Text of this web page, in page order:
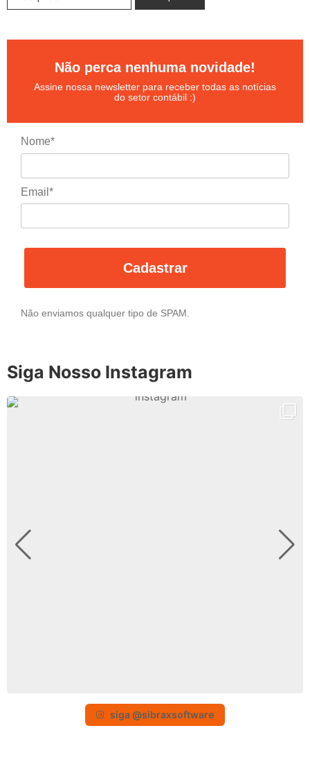
Não perca nenhuma novidade!
Assine nossa newsletter para receber todas as notícias
do setor contábil :)
Nome*
Email*
Cadastrar
Não enviamos qualquer tipo de SPAM.
Siga Nosso Instagram
siga @sibraxsoftware